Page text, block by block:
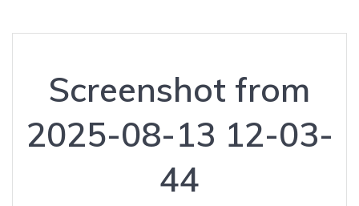
Screenshot from
2025-08-13 12-03-
44